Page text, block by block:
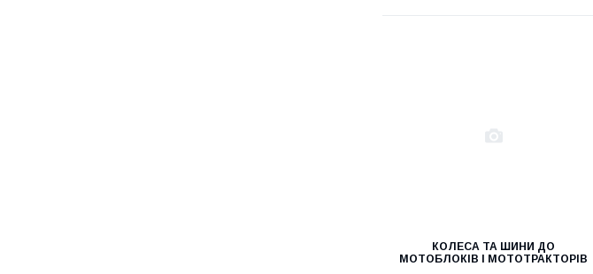
КОЛЕСА ТА ШИНИ ДО
МОТОБЛОКІВ І МОТОТРАКТОРІВ